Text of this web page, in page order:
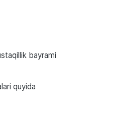
bayrami
quyida